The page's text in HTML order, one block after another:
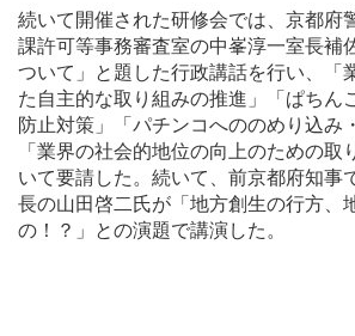
続いて開催された研修会では、京都府
課許可等事務審査室の中峯淳一室長補
ついて」と題した行政講話を行い、「
た自主的な取り組みの推進」「ぱちん
防止対策」「パチンコへののめり込み
「業界の社会的地位の向上のための取
いて要請した。続いて、前京都府知事
長の山田啓二氏が「地方創生の行方、
の！？」との演題で講演した。